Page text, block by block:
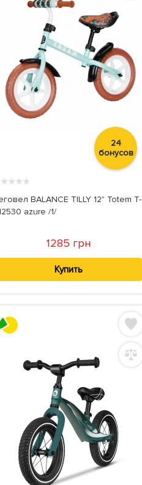
24
бонусов
★★★★
BALANCE TILLY 12" Totem T-
azure /1/
1285 грн
Купить